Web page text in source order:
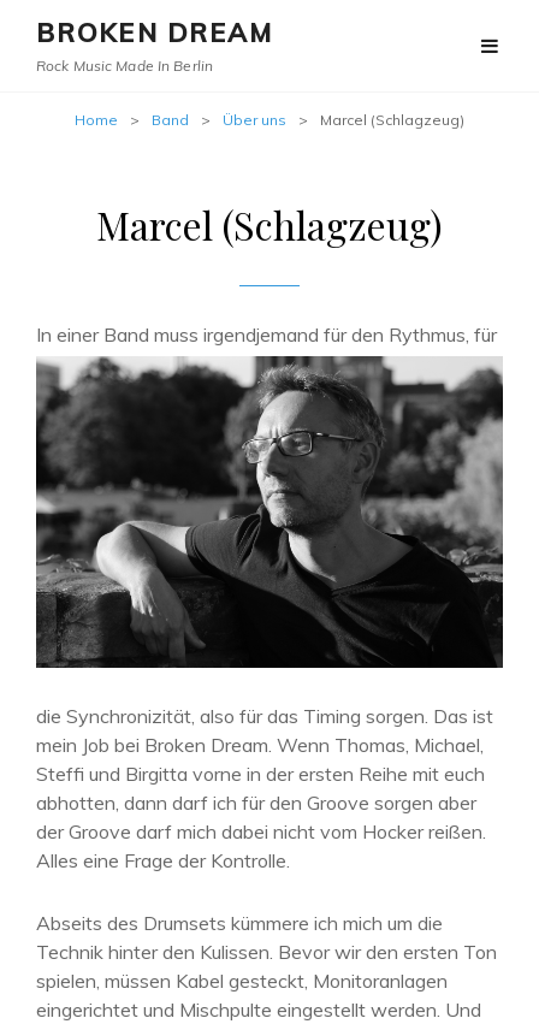
BROKEN DREAM
Rock Music Made In Berlin
Home > Band > Über uns > Marcel (Schlagzeug)
Marcel (Schlagzeug)
In einer Band muss irgendjemand für den Rythmus, für
die Synchronizität, also für das Timing sorgen. Das ist
mein Job bei Broken Dream. Wenn Thomas, Michael,
Steffi und Birgitta vorne in der ersten Reihe mit euch
abhotten, dann darf ich für den Groove sorgen aber
der Groove darf mich dabei nicht vom Hocker reißen.
Alles eine Frage der Kontrolle.
Abseits des Drumsets kümmere ich mich um die
Technik hinter den Kulissen. Bevor wir den ersten Ton
spielen, müssen Kabel gesteckt, Monitoranlagen
eingerichtet und Mischpulte eingestellt werden. Und